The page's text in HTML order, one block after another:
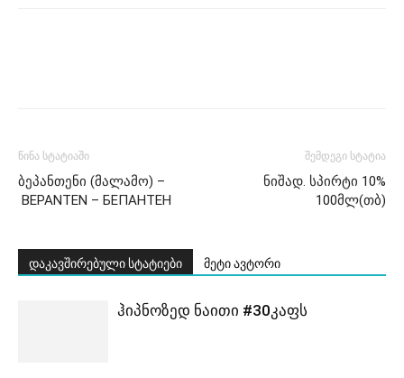
წინა სტატიაში
ბეპანთენი (მალამო) –
BEPANTEN – БЕПАНТЕН
შემდეგი სტატია
ნიშად. სპირტი 10%
100მლ(თბ)
დაკავშირებული სტატიები მეტი ავტორი
ჰიპნოზედ ნაითი #30კაფს